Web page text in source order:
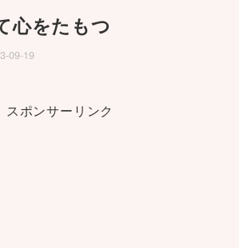
心をたもつ
09-19
スポンサーリンク